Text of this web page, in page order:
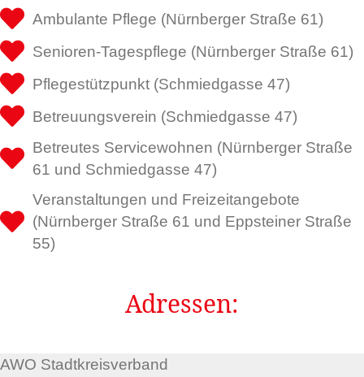
Ambulante Pflege (Nürnberger Straße 61)
Senioren-Tagespflege (Nürnberger Straße 61)
Pflegestützpunkt (Schmiedgasse 47)
Betreuungsverein (Schmiedgasse 47)
Betreutes Servicewohnen (Nürnberger Straße
61 und Schmiedgasse 47)
Veranstaltungen und Freizeitangebote
(Nürnberger Straße 61 und Eppsteiner Straße
55)
Adressen:
AWO Stadtkreisverband